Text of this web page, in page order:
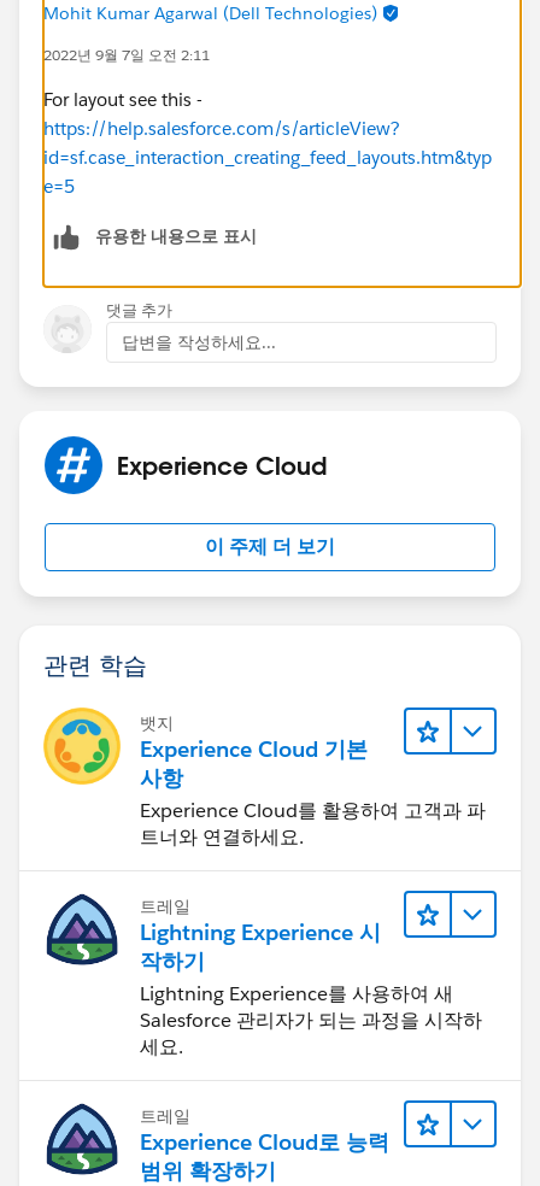
Mohit Kumar Agarwal (Dell Technologies)
2022년 9월 7일 오전 2:11
For layout see this -
https://help.salesforce.com/s/articleView?
id=sf.case_interaction_creating_feed_layouts.htm&typ
e=5
유용한 내용으로 표시
댓글 추가
답변을 작성하세요...
Experience Cloud
이 주제 더 보기
관련 학습
뱃지
Experience Cloud 기본
사항
Experience Cloud를 활용하여 고객과 파
트너와 연결하세요.
트레일
Lightning Experience 시
작하기
Lightning Experience를 사용하여 새
Salesforce 관리자가 되는 과정을 시작하
세요.
트레일
Experience Cloud로 능력
범위 확장하기